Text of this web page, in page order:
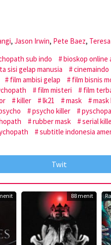
, Jason Irwin, Pete Baez,
sub indo
bioskop online
sisi gelap manusia cinemaindo
film ambisi gelap film bisnis
film misteri film
killer lk21 mask mask
psycho killer
rubber mask serial
subtitle indonesia
Twit
88 menit